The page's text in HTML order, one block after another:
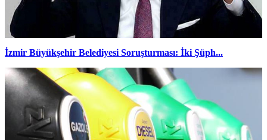
İzmir Büyükşehir Belediyesi Soruşturması: İki Şüph...